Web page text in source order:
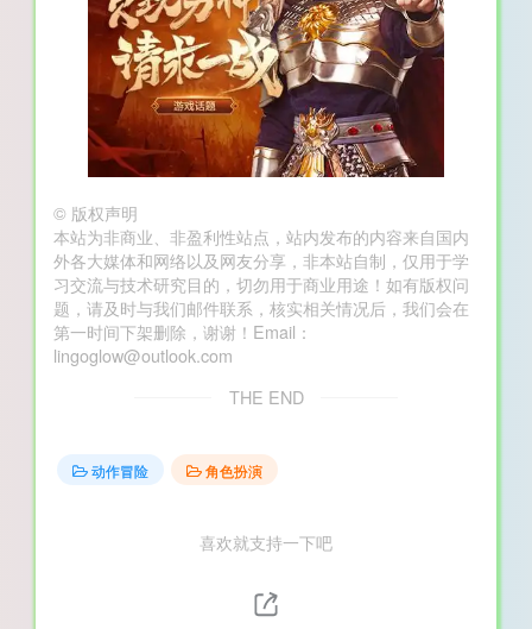
© 版权声明
本站为非商业、非盈利性站点，站内发布的内容来自国内
外各大媒体和网络以及网友分享，非本站自制，仅用于学
习交流与技术研究目的，切勿用于商业用途！如有版权问
题，请及时与我们邮件联系，核实相关情况后，我们会在
第一时间下架删除，谢谢！Email：
lingoglow@outlook.com
THE END
动作冒险 角色扮演
喜欢就支持一下吧